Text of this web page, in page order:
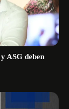
ASG deben